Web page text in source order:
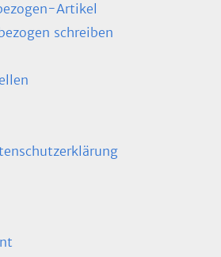
Artikel
schreiben